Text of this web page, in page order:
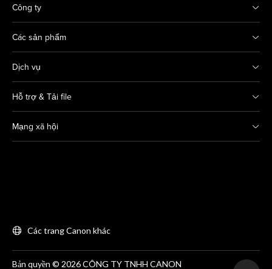
Công ty
Các sản phẩm
Dịch vụ
Hỗ trợ & Tải file
Mạng xã hội
Các trang Canon khác
Bản quyền © 2026 CÔNG TY TNHH CANON